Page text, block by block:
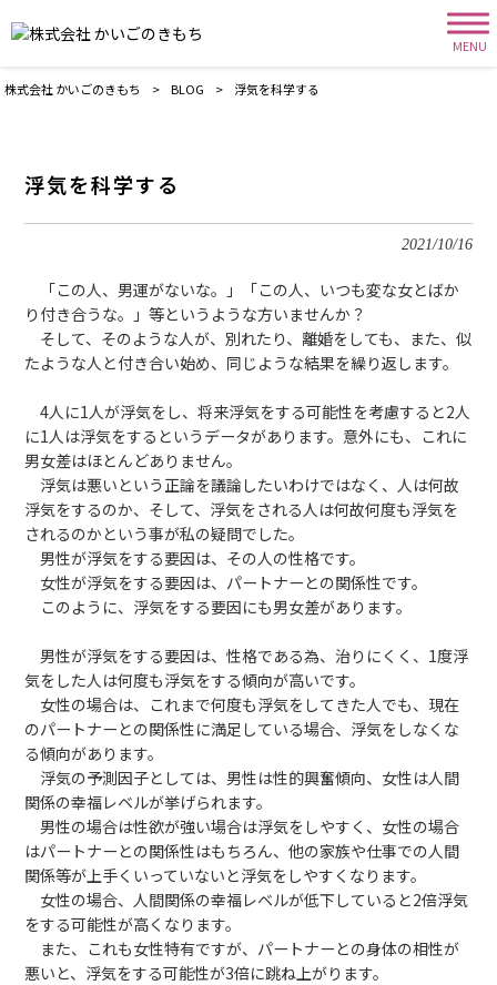
MENU
株式会社 かいごのきもち > BLOG > 浮気を科学する
浮気を科学する
2021/10/16
「この人、男運がないな。」「この人、いつも変な女とばか
り付き合うな。」等というような方いませんか？
そして、そのような人が、別れたり、離婚をしても、また、似
たような人と付き合い始め、同じような結果を繰り返します。
4人に1人が浮気をし、将来浮気をする可能性を考慮すると2人
に1人は浮気をするというデータがあります。意外にも、これに
男女差はほとんどありません。
浮気は悪いという正論を議論したいわけではなく、人は何故
浮気をするのか、そして、浮気をされる人は何故何度も浮気を
されるのかという事が私の疑問でした。
男性が浮気をする要因は、その人の性格です。
女性が浮気をする要因は、パートナーとの関係性です。
このように、浮気をする要因にも男女差があります。
男性が浮気をする要因は、性格である為、治りにくく、1度浮
気をした人は何度も浮気をする傾向が高いです。
女性の場合は、これまで何度も浮気をしてきた人でも、現在
のパートナーとの関係性に満足している場合、浮気をしなくな
る傾向があります。
浮気の予測因子としては、男性は性的興奮傾向、女性は人間
関係の幸福レベルが挙げられます。
男性の場合は性欲が強い場合は浮気をしやすく、女性の場合
はパートナーとの関係性はもちろん、他の家族や仕事での人間
関係等が上手くいっていないと浮気をしやすくなります。
女性の場合、人間関係の幸福レベルが低下していると2倍浮気
をする可能性が高くなります。
また、これも女性特有ですが、パートナーとの身体の相性が
悪いと、浮気をする可能性が3倍に跳ね上がります。